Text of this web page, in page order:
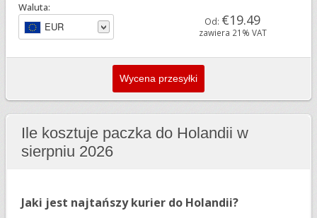
Waluta:
EUR Od: €19.49
zawiera 21% VAT
Ile kosztuje paczka do Holandii w
sierpniu 2026
Jaki jest najtańszy kurier do Holandii?